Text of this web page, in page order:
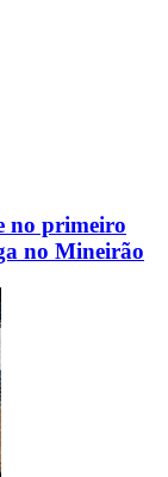
no primeiro
no Mineirão